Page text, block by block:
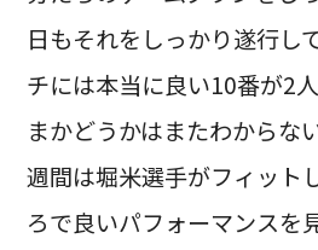
日もそれをしっかり遂行し
チには本当に良い10番が2
まかどうかはまたわからな
週間は堀米選手がフィット
ろで良いパフォーマンスを